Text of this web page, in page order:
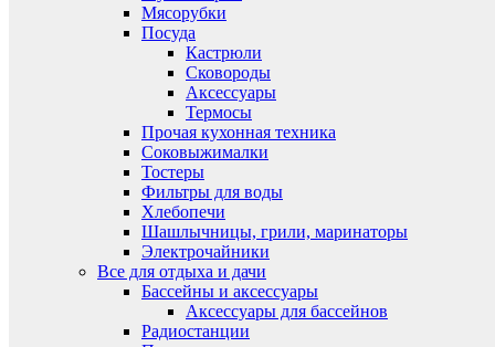
Мясорубки
Посуда
Кастрюли
Сковороды
Аксессуары
Термосы
Прочая кухонная техника
Соковыжималки
Тостеры
Фильтры для воды
Хлебопечи
Шашлычницы, грили, маринаторы
Электрочайники
Все для отдыха и дачи
Бассейны и аксессуары
Аксессуары для бассейнов
Радиостанции